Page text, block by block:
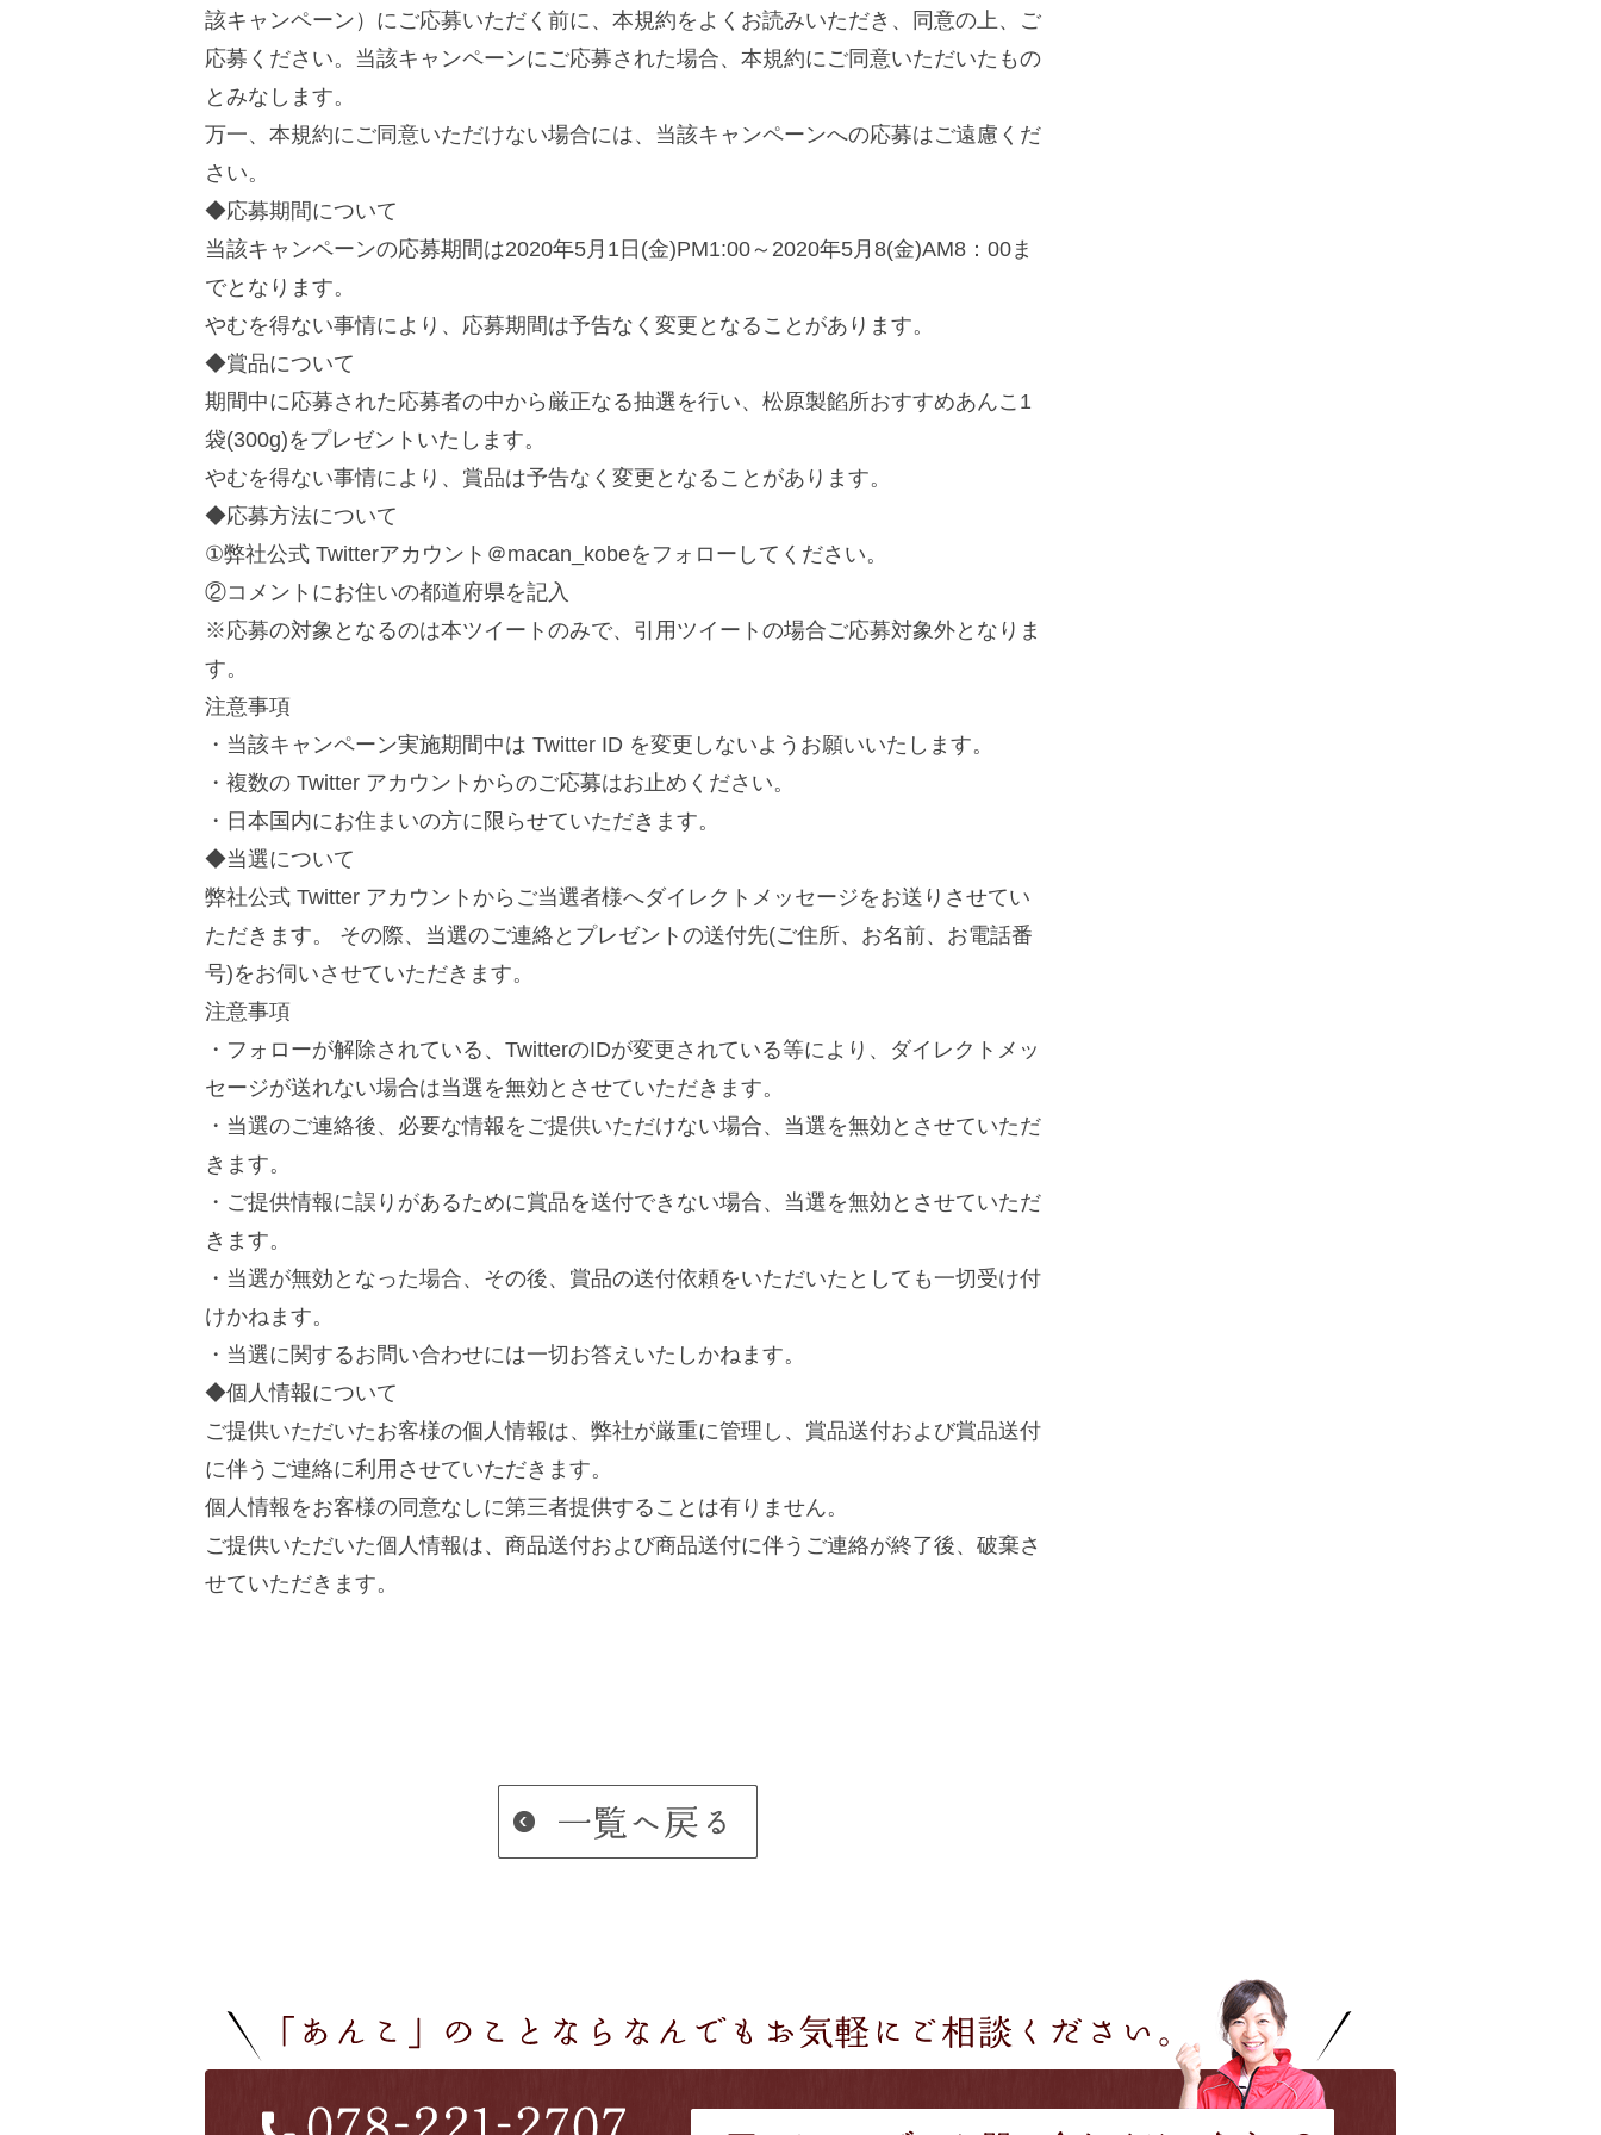
該キャンペーン）にご応募いただく前に、本規約をよくお読みいただき、同意の上、ご
応募ください。当該キャンペーンにご応募された場合、本規約にご同意いただいたもの
とみなします。
万一、本規約にご同意いただけない場合には、当該キャンペーンへの応募はご遠慮くだ
さい。
◆応募期間について
当該キャンペーンの応募期間は2020年5月1日(金)PM1:00～2020年5月8(金)AM8：00ま
でとなります。
やむを得ない事情により、応募期間は予告なく変更となることがあります。
◆賞品について
期間中に応募された応募者の中から厳正なる抽選を行い、松原製餡所おすすめあんこ1
袋(300g)をプレゼントいたします。
やむを得ない事情により、賞品は予告なく変更となることがあります。
◆応募方法について
①弊社公式 Twitterアカウント＠macan_kobeをフォローしてください。
②コメントにお住いの都道府県を記入
※応募の対象となるのは本ツイートのみで、引用ツイートの場合ご応募対象外となりま
す。
注意事項
・当該キャンペーン実施期間中は Twitter ID を変更しないようお願いいたします。
・複数の Twitter アカウントからのご応募はお止めください。
・日本国内にお住まいの方に限らせていただきます。
◆当選について
弊社公式 Twitter アカウントからご当選者様へダイレクトメッセージをお送りさせてい
ただきます。 その際、当選のご連絡とプレゼントの送付先(ご住所、お名前、お電話番
号)をお伺いさせていただきます。
注意事項
・フォローが解除されている、TwitterのIDが変更されている等により、ダイレクトメッ
セージが送れない場合は当選を無効とさせていただきます。
・当選のご連絡後、必要な情報をご提供いただけない場合、当選を無効とさせていただ
きます。
・ご提供情報に誤りがあるために賞品を送付できない場合、当選を無効とさせていただ
きます。
・当選が無効となった場合、その後、賞品の送付依頼をいただいたとしても一切受け付
けかねます。
・当選に関するお問い合わせには一切お答えいたしかねます。
◆個人情報について
ご提供いただいたお客様の個人情報は、弊社が厳重に管理し、賞品送付および賞品送付
に伴うご連絡に利用させていただきます。
個人情報をお客様の同意なしに第三者提供することは有りません。
ご提供いただいた個人情報は、商品送付および商品送付に伴うご連絡が終了後、破棄さ
せていただきます。